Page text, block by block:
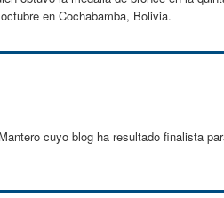
en Cochabamba, Bolivia.
cuyo blog ha resultado finalista